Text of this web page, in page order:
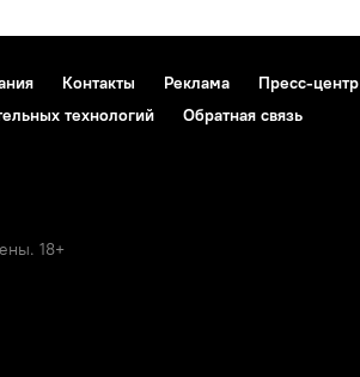
Контакты Реклама Пресс-центр
технологий
Обратная связь
18+